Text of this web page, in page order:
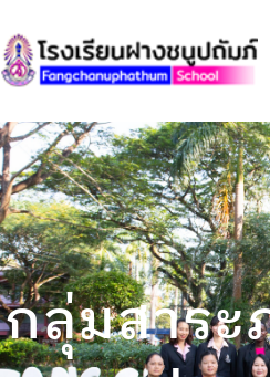
to
content
กลุ่มสาร